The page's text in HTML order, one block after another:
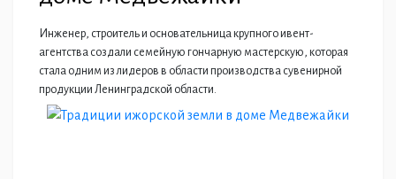
Инженер, строитель и основательница крупного ивент-
агентства создали семейную гончарную мастерскую, которая
стала одним из лидеров в области производства сувенирной
продукции Ленинградской области.